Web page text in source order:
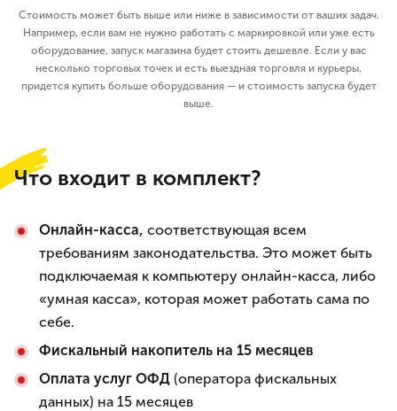
Стоимость может быть выше или ниже в зависимости от ваших задач.
Например, если вам не нужно работать с маркировкой или уже есть
оборудование, запуск магазина будет стоить дешевле. Если у вас
несколько торговых точек и есть выездная торговля и курьеры,
придется купить больше оборудования — и стоимость запуска будет
выше.
Что входит в комплект?
Онлайн-касса, соответствующая всем
требованиям законодательства. Это может быть
подключаемая к компьютеру онлайн-касса, либо
«умная касса», которая может работать сама по
себе.
Фискальный накопитель на 15 месяцев
Оплата услуг ОФД (оператора фискальных
данных) на 15 месяцев